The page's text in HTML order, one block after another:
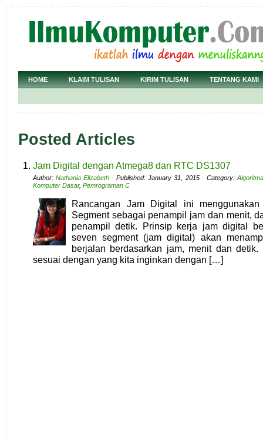
HOME KLAIM TULISAN KIRIM TULISAN TENTANG KAMI
Posted Articles
Jam Digital dengan Atmega8 dan RTC DS1307
Author:Nathania Elizabeth · Published: January 31, 2015 · Category:
Komputer Dasar, Pemrograman C
Rancangan Jam Digital ini
Segment sebagai penampil jam dan menit,
penampil detik. Prinsip kerja jam digital
seven segment (jam digital) akan
berjalan berdasarkan jam, menit dan
sesuai dengan yang kita inginkan dengan […]